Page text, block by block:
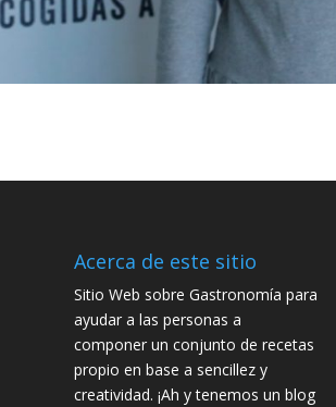
Acerca de este sitio
Sitio Web sobre Gastronomía para
ayudar a las personas a
componer un conjunto de recetas
propio en base a sencillez y
creatividad. ¡Ah y tenemos un blog